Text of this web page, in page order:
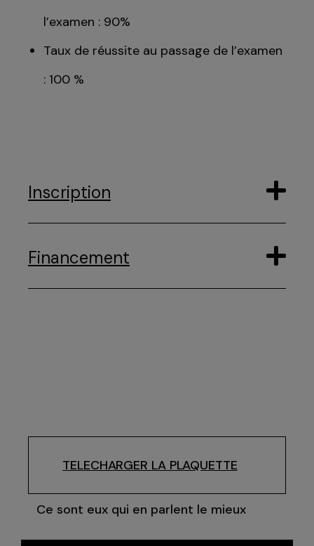
l’examen : 90%
Taux de réussite au passage de l’examen
: 100 %
Inscription
Financement
TELECHARGER LA PLAQUETTE
Ce sont eux qui en parlent le mieux